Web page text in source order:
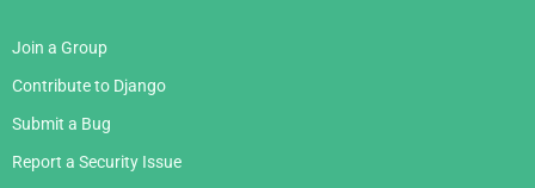
Join a Group
Contribute to Django
Submit a Bug
Report a Security Issue